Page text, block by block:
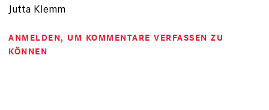
Jutta Klemm
ANMELDEN, UM KOMMENTARE VERFASSEN ZU
KÖNNEN